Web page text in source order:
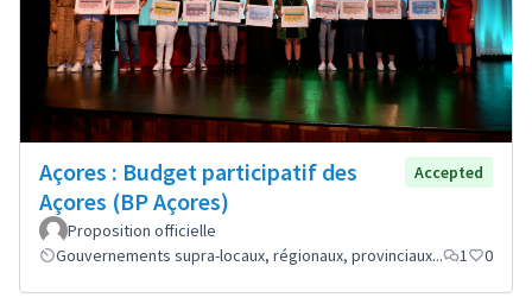
Açores : Budget participatif des
Açores (BP Açores)
Accepted
Proposition officielle
Gouvernements supra-locaux, régionaux, provinciaux...
1 0